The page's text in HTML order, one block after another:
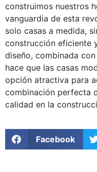
construimos nuestros
vanguardia de esta
solo casas a medida,
construcción eficiente
diseño, combinada
hace que las casas
opción atractiva para
combinación perfecta
calidad en la
Facebook